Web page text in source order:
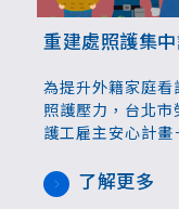
重建處照護集
為提升外籍家庭
照護壓力，台北
護工雇主安心計
主與外籍看護工在
獲得更多支持與力
了解更多